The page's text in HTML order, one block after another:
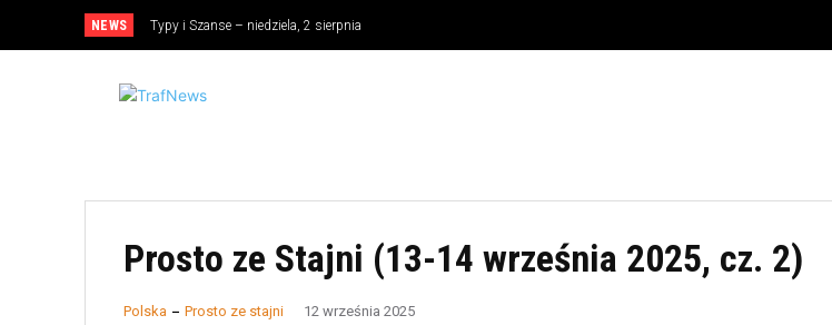
NEWS Typy i Szanse – niedziela, 2 sierpnia
Prosto ze Stajni (13-14 września 2025, cz. 2)
Polska Prosto ze stajni 12 września 2025